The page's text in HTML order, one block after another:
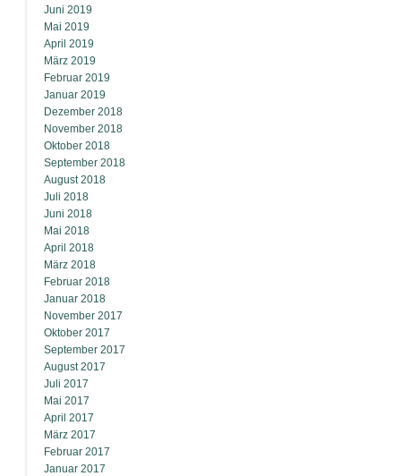
Juni 2019
Mai 2019
April 2019
März 2019
Februar 2019
Januar 2019
Dezember 2018
November 2018
Oktober 2018
September 2018
August 2018
Juli 2018
Juni 2018
Mai 2018
April 2018
März 2018
Februar 2018
Januar 2018
November 2017
Oktober 2017
September 2017
August 2017
Juli 2017
Mai 2017
April 2017
März 2017
Februar 2017
Januar 2017